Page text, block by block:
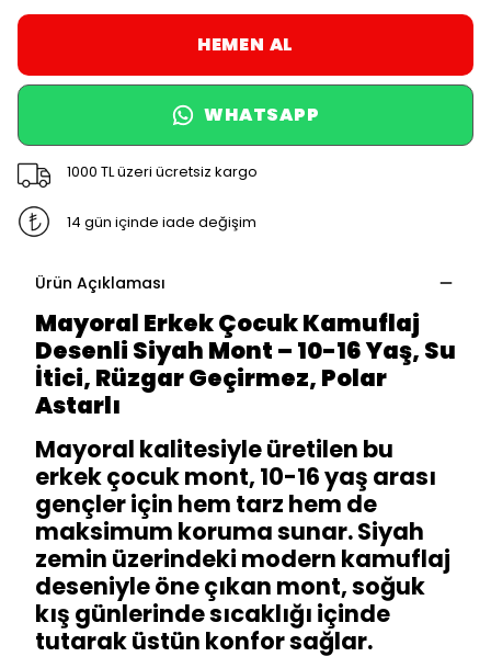
HEMEN AL
WHATSAPP
1000 TL üzeri ücretsiz kargo
14 gün içinde iade değişim
Ürün Açıklaması
Mayoral Erkek Çocuk Kamuflaj
Desenli Siyah Mont – 10-16 Yaş, Su
İtici, Rüzgar Geçirmez, Polar
Astarlı
Mayoral kalitesiyle üretilen bu
erkek çocuk mont, 10-16 yaş arası
gençler için hem tarz hem de
maksimum koruma sunar. Siyah
zemin üzerindeki modern kamuflaj
deseniyle öne çıkan mont, soğuk
kış günlerinde sıcaklığı içinde
tutarak üstün konfor sağlar.